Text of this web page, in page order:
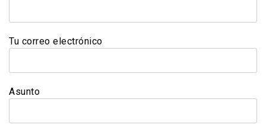
Tu correo electrónico
Asunto